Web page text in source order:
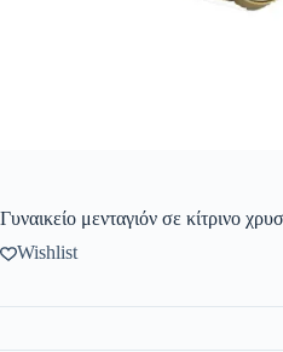
Γυναικείο μενταγιόν σε κίτρινο
Wishlist